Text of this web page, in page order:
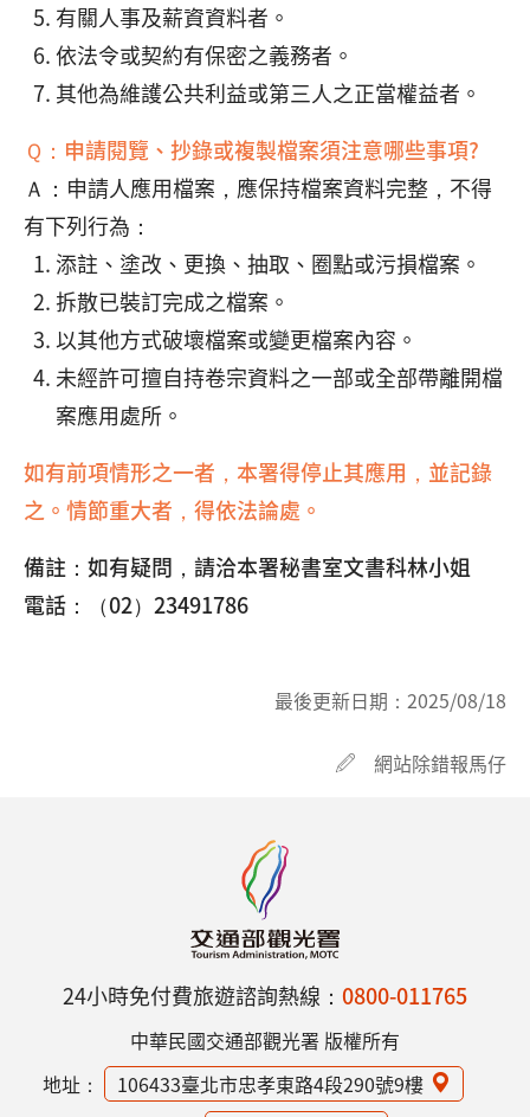
有關人事及薪資資料者。
依法令或契約有保密之義務者。
其他為維護公共利益或第三人之正當權益者。
Ｑ：申請閱覽、抄錄或複製檔案須注意哪些事項?
Ａ：申請人應用檔案，應保持檔案資料完整，不得
有下列行為：
添註、塗改、更換、抽取、圈點或污損檔案。
拆散已裝訂完成之檔案。
以其他方式破壞檔案或變更檔案內容。
未經許可擅自持卷宗資料之一部或全部帶離開檔
案應用處所。
如有前項情形之一者，本署得停止其應用，並記錄
之。情節重大者，得依法論處。
備註：如有疑問，請洽本署秘書室文書科林小姐
電話：（02）23491786
最後更新日期： 2025/08/18
網站除錯報馬仔
24小時免付費旅遊諮詢熱線： 0800-011765
中華民國交通部觀光署 版權所有
地址：
106433臺北市忠孝東路4段290號9樓